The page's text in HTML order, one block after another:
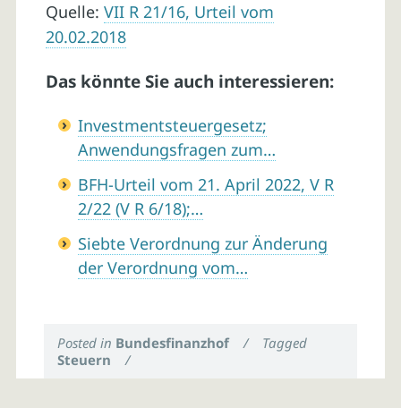
Quelle: VII R 21/16, Urteil vom
20.02.2018
Das könnte Sie auch interessieren:
Investmentsteuergesetz;
Anwendungsfragen zum…
BFH-Urteil vom 21. April 2022, V R
2/22 (V R 6/18);…
Siebte Verordnung zur Änderung
der Verordnung vom…
Posted in Bundesfinanzhof /
Tagged
Steuern
/